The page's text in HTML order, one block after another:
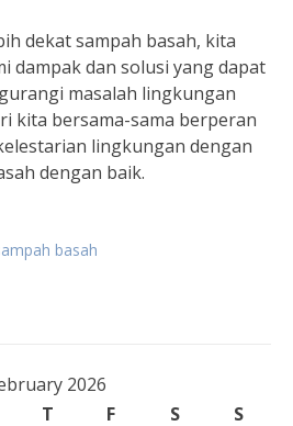
dekat sampah basah, kita
dampak dan solusi yang dapat
masalah lingkungan
kita bersama-sama berperan
lingkungan dengan
dengan baik.
basah
2026
T F S
S